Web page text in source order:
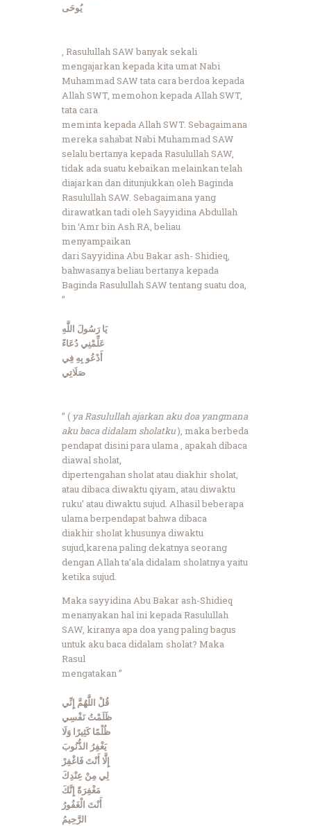
يُوحَى
, Rasulullah SAW banyak sekali
mengajarkan kepada kita umat Nabi
Muhammad SAW tata cara berdoa kepada
Allah SWT, memohon kepada Allah SWT,
tata cara
meminta kepada Allah SWT. Sebagaimana
mereka sahabat Nabi Muhammad SAW
selalu bertanya kepada Rasulullah SAW,
tidak ada suatu kebaikan melainkan telah
diajarkan dan ditunjukkan oleh Baginda
Rasulullah SAW. Sebagaimana yang
dirawatkan tadi oleh Sayyidina Abdullah
bin ‘Amr bin Ash RA, beliau
menyampaikan
dari Sayyidina Abu Bakar ash- Shidieq,
bahwasanya beliau bertanya kepada
Baginda Rasulullah SAW tentang suatu doa,
”
يَا رَسُولَ اللَّهِ
عَلِّمْنِي دُعَاءً
أَدْعُو بِهِ فِي
صَلَاتِي
” ( ya Rasulullah ajarkan aku doa yangmana
aku baca didalam sholatku), maka berbeda
pendapat disini para ulama , apakah dibaca
diawal sholat,
dipertengahan sholat atau diakhir sholat,
atau dibaca diwaktu qiyam, atau diwaktu
ruku’ atau diwaktu sujud. Alhasil beberapa
ulama berpendapat bahwa dibaca
diakhir sholat khusunya diwaktu
sujud,karena paling dekatnya seorang
dengan Allah ta’ala didalam sholatnya yaitu
ketika sujud.
Maka sayyidina Abu Bakar ash-Shidieq
menanyakan hal ini kepada Rasulullah
SAW, kiranya apa doa yang paling bagus
untuk aku baca didalam sholat? Maka
Rasul
mengatakan ”
قُلْ اللَّهُمَّ إِنِّي
ظَلَمْتُ نَفْسِي
ظُلْمًا كَثِيرًا وَلَا
يَغْفِرُ الذُّنُوبَ
إِلَّا أَنْتَ فَاغْفِرْ
لِي مِنْ عِنْدِكَ
مَغْفِرَةً إِنَّكَ
أَنْتَ الْغَفُورُ
الرَّحِيمُ